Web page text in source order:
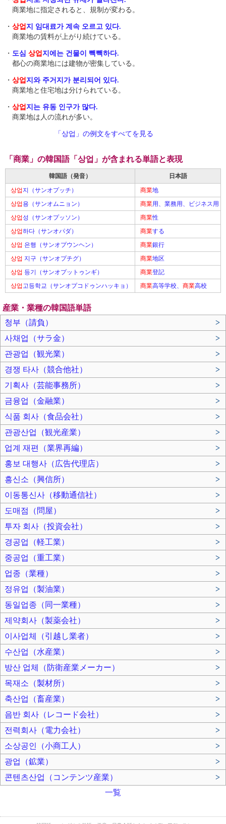
商業地に指定されると、規制が変わる。
・ 상업 지 임대료가 계속 오르고 있다.
商業地の賃料が上がり続けている。
・ 도심 상업 지에는 건물이 빽빽하다.
都心の商業地には建物が密集している。
・ 상업 지와 주거지가 분리되어 있다.
商業地と住宅地は分けられている。
・ 상업 지는 유동 인구가 많다.
商業地は人の流れが多い。
「상업」の例文をすべてを見る
「商業」の韓国語「상업」が含まれる単語と表現
韓国語（発音）
日本語
상업 지（サンオプッチ） 商業地
상업 용（サンオムニョン） 商業用、業務用、ビジネス用
상업성（サンオプッソン） 商業性
상업하다（サンオパダ） 商業する
상업 은행（サンオプウンヘン） 商業銀行
상업 지구（サンオプチグ） 商業地区
상업 등기（サンオプットゥンギ） 商業登記
상업 고등학교（サンオプコドゥンハッキョ） 商業高等学校、 商業高校
産業・業種の韓国語単語
청부（請負）
>
사채업（サラ金）
>
관광업（観光業）
>
경쟁 타사（競合他社）
>
기획사（芸能事務所）
>
금융업（金融業）
>
식품 회사（食品会社）
>
관광산업（観光産業）
>
업계 재편（業界再編）
>
홍보 대행사（広告代理店）
>
흥신소（興信所）
>
이동통신사（移動通信社）
>
도매점（問屋）
>
투자 회사（投資会社）
>
경공업（軽工業）
>
중공업（重工業）
>
업종（業種）
>
정유업（製油業）
>
동일업종（同一業種）
>
제약회사（製薬会社）
>
이사업체（引越し業者）
>
수산업（水産業）
>
방산 업체（防衛産業メーカー）
>
목재소（製材所）
>
축산업（畜産業）
>
음반 회사（レコード会社）
>
전력회사（電力会社）
>
소상공인（小商工人）
>
광업（鉱業）
>
콘텐츠산업（コンテンツ産業）
>
一覧